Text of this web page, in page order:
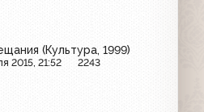
(Культура, 1999)
2015, 21:52 2243